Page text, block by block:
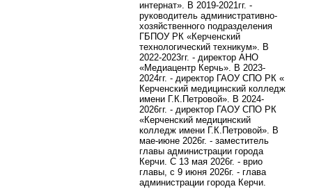
интернат». В 2019-2021гг. -
руководитель административно-
хозяйственного подразделения
ГБПОУ РК «Керченский
технологический техникум». В
2022-2023гг. - директор АНО
«Медиацентр Керчь». В 2023-
2024гг. - директор ГАОУ СПО РК «
Керченский медицинский колледж
имени Г.К.Петровой». В 2024-
2026гг. - директор ГАОУ СПО РК
«Керченский медицинский
колледж имени Г.К.Петровой». В
мае-июне 2026г. - заместитель
главы администрации города
Керчи. С 13 мая 2026г. - врио
главы, с 9 июня 2026г. - глава
администрации города Керчи.